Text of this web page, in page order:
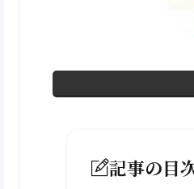
記事の目